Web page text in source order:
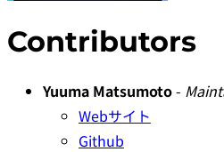
Contributors
Yuuma Matsumoto-
Webサイト
Github